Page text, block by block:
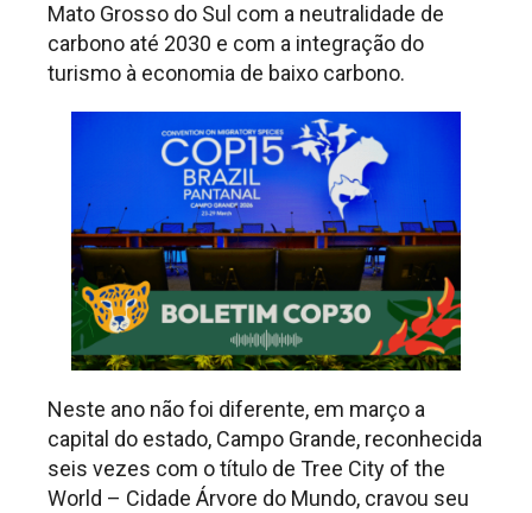
Mato Grosso do Sul com a neutralidade de
carbono até 2030 e com a integração do
turismo à economia de baixo carbono.
Neste ano não foi diferente, em março a
capital do estado, Campo Grande, reconhecida
seis vezes com o título de Tree City of the
World – Cidade Árvore do Mundo, cravou seu